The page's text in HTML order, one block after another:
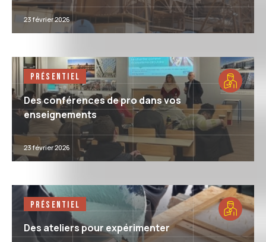
23 février 2026
Présentiel
Des conférences de pro dans vos
enseignements
23 février 2026
Présentiel
Des ateliers pour expérimenter